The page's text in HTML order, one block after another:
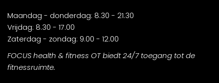
Maandag - donderdag: 8.30 - 21.30
Vrijdag: 8.30 - 17.00
Zaterdag - zondag: 9.00 - 12.00
FOCUS health & fitness OT biedt 24/7 toegang tot de
fitnessruimte.